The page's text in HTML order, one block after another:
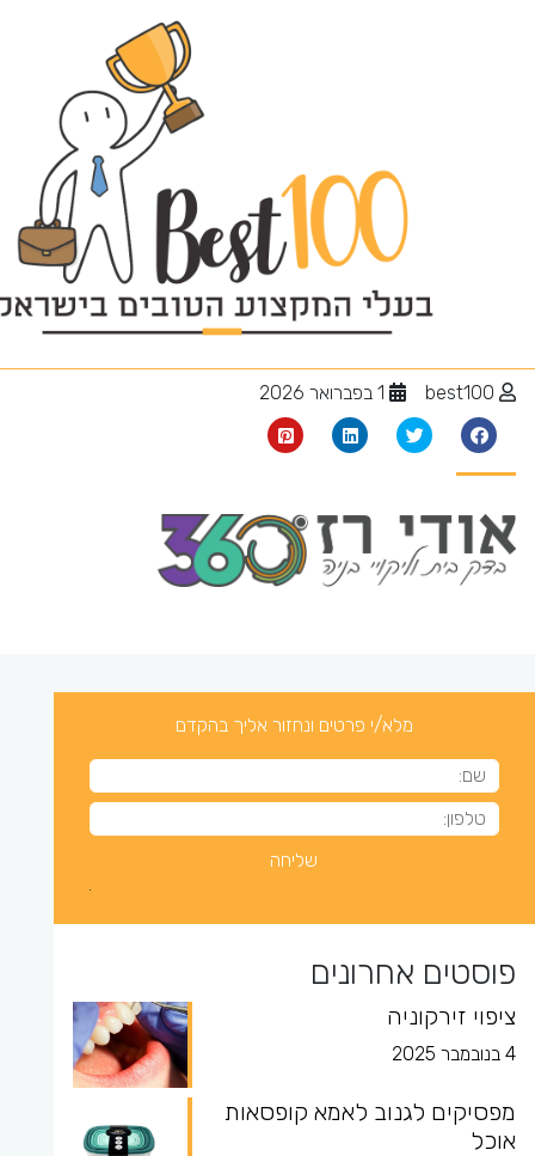
בדק בית
מלא/י פרטים ונחזור אליך בהקדם
פוסטים אחרונים
ציפוי זירקוניה
4 בנובמבר 2025
מפסיקים לגנוב לאמא קופסאות
אוכל